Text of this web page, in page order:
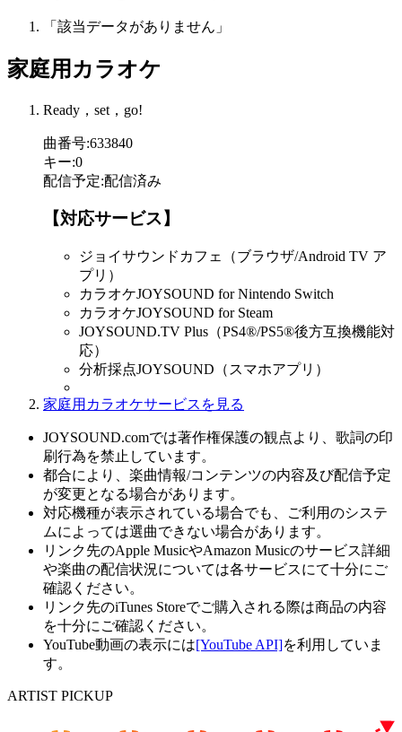
「該当データがありません」
家庭用カラオケ
Ready，set，go!
曲番号:633840
キー:0
配信予定:配信済み
【対応サービス】
ジョイサウンドカフェ（ブラウザ/Android TV ア
プリ）
カラオケJOYSOUND for Nintendo Switch
カラオケJOYSOUND for Steam
JOYSOUND.TV Plus（PS4®/PS5®後方互換機能対
応）
分析採点JOYSOUND（スマホアプリ）
家庭用カラオケサービスを見る
JOYSOUND.comでは著作権保護の観点より、歌詞の印
刷行為を禁止しています。
都合により、楽曲情報/コンテンツの内容及び配信予定
が変更となる場合があります。
対応機種が表示されている場合でも、ご利用のシステ
ムによっては選曲できない場合があります。
リンク先のApple MusicやAmazon Musicのサービス詳細
や楽曲の配信状況については各サービスにて十分にご
確認ください。
リンク先のiTunes Storeでご購入される際は商品の内容
を十分にご確認ください。
YouTube動画の表示には[YouTube API]を利用していま
す。
ARTIST PICKUP